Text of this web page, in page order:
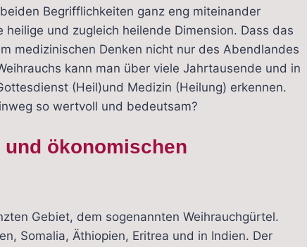
Begrifflichkeiten ganz eng miteinander
und zugleich heilende Dimension. Dass das
medizinischen Denken nicht nur des Abendlandes
kann man über viele Jahrtausende und in
(Heil)und Medizin (Heilung) erkennen.
so wertvoll und bedeutsam?
ökonomischen
Gebiet, dem sogenannten Weihrauchgürtel.
Somalia, Äthiopien, Eritrea und in Indien. Der